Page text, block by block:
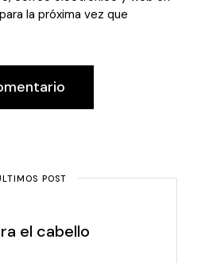
la próxima vez que
POST
el cabello